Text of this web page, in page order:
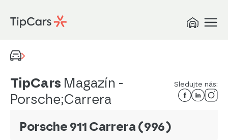
TipCars Magazín -
Porsche;Carrera
Sledujte nás:
Porsche 911 Carrera (996)